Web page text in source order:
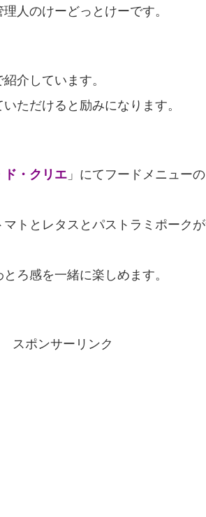
人のけーどっとけーです。
介しています。
ただけると励みになります。
ド・クリエ」にてフードメニューの
トとレタスとパストラミポーク
ろ感を一緒に楽しめます。
スポンサーリンク